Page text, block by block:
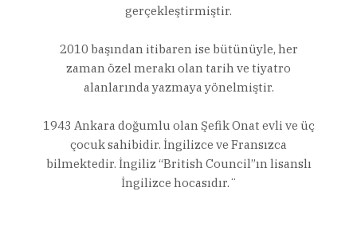
gerçekleştirmiştir.
2010 başından itibaren ise bütünüyle, her
zaman özel merakı olan tarih ve tiyatro
alanlarında yazmaya yönelmiştir.
1943 Ankara doğumlu olan Şefik Onat evli ve üç
çocuk sahibidir. İngilizce ve Fransızca
bilmektedir. İngiliz “British Council”ın lisanslı
İngilizce hocasıdır.¨